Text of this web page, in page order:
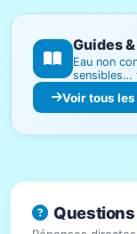
Guides
Eau non
sensibles…
Voir tous